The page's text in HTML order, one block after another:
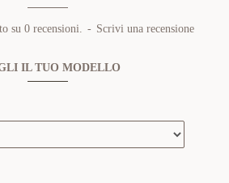
su 0 recensioni. - Scrivi una recensione
IL TUO MODELLO